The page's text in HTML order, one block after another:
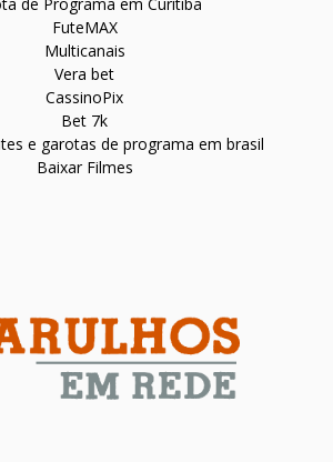
FuteMAX
Multicanais
Vera bet
CassinoPix
Bet 7k
e garotas de programa em brasil
Baixar Filmes